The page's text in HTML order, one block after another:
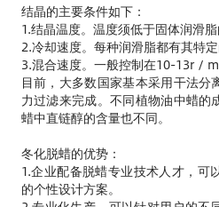
结晶的主要条件如下：
1.结晶温度。温度须低于固体润滑脂
2.冷却速度。每种润滑脂都有其特定
3.混合速度。一般控制在10-13r /
目前，大多数国家基本采用干法分
力过滤来完成。不同植物油中蜡的
蜡中直链醇的含量也不同。
冬化脱蜡的优势：
1.企业配备脱蜡专业技术人才，可
的个性设计方案。